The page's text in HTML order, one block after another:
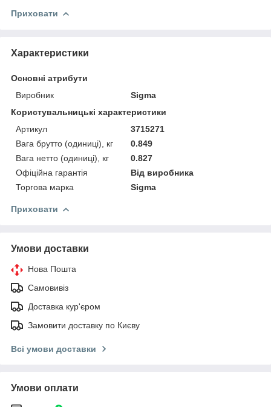
Приховати
Характеристики
Основні атрибути
Виробник
Sigma
Користувальницькі характеристики
Артикул
3715271
Вага брутто (одиниці), кг
0.849
Вага нетто (одиниці), кг
0.827
Офіційна гарантія
Від виробника
Торгова марка
Sigma
Приховати
Умови доставки
Нова Пошта
Самовивіз
Доставка кур'єром
Замовити доставку по Києву
Всі умови доставки
Умови оплати